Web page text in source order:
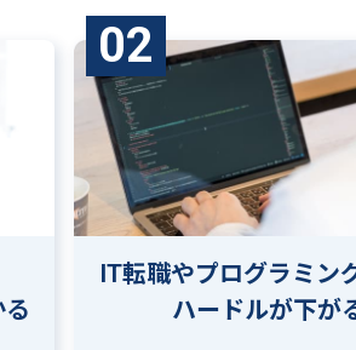
02
IT転職やプログラミン
ハードルが下が